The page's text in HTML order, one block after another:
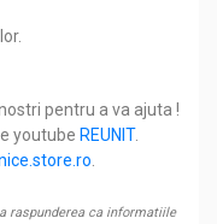
pentru a va ajuta !
youtube REUNIT.
raspunderea ca informatiile